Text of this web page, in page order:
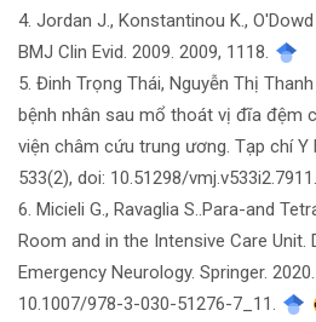
4. Jordan J., Konstantinou K.,
BMJ Clin Evid. 2009. 2009, 1118.
5. Đinh Trọng Thái, Nguyễn Thị
bệnh nhân sau mổ thoát vị đĩa đệm
viện châm cứu trung ương. Tạp chí Y
533(2), doi: 10.51298/vmj.v533i2.7911.
6. Micieli G., Ravaglia S..Para-and
Room and in the Intensive Care
Emergency Neurology. Springer.
10.1007/978-3-030-51276-7_11.